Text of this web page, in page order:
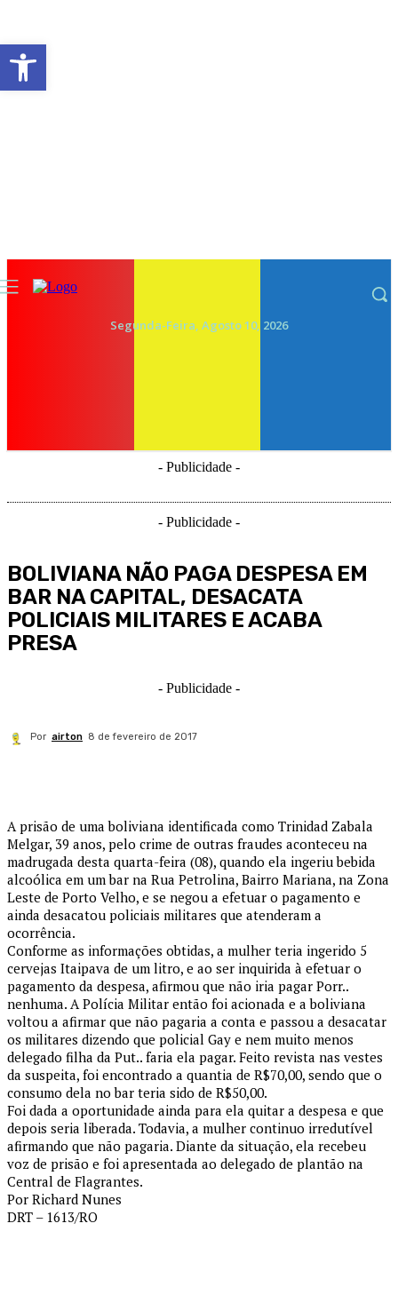
Segunda-Feira, Agosto 10, 2026
- Publicidade -
- Publicidade -
BOLIVIANA NÃO PAGA DESPESA EM
BAR NA CAPITAL, DESACATA
POLICIAIS MILITARES E ACABA
PRESA
- Publicidade -
Por airton 8 de fevereiro de 2017
A prisão de uma boliviana identificada como Trinidad Zabala
Melgar, 39 anos, pelo crime de outras fraudes aconteceu na
madrugada desta quarta-feira (08), quando ela ingeriu bebida
alcoólica em um bar na Rua Petrolina, Bairro Mariana, na Zona
Leste de Porto Velho, e se negou a efetuar o pagamento e
ainda desacatou policiais militares que atenderam a
ocorrência.
Conforme as informações obtidas, a mulher teria ingerido 5
cervejas Itaipava de um litro, e ao ser inquirida à efetuar o
pagamento da despesa, afirmou que não iria pagar Porr..
nenhuma. A Polícia Militar então foi acionada e a boliviana
voltou a afirmar que não pagaria a conta e passou a desacatar
os militares dizendo que policial Gay e nem muito menos
delegado filha da Put.. faria ela pagar. Feito revista nas vestes
da suspeita, foi encontrado a quantia de R$70,00, sendo que o
consumo dela no bar teria sido de R$50,00.
Foi dada a oportunidade ainda para ela quitar a despesa e que
depois seria liberada. Todavia, a mulher continuo irredutível
afirmando que não pagaria. Diante da situação, ela recebeu
voz de prisão e foi apresentada ao delegado de plantão na
Central de Flagrantes.
Por Richard Nunes
DRT – 1613/RO
Abrir a barra de ferramentas